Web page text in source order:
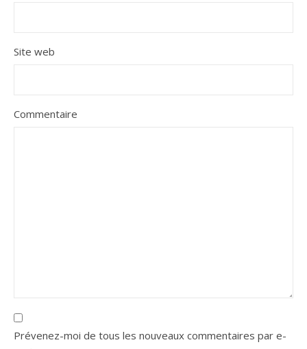
Site web
Commentaire
Prévenez-moi de tous les nouveaux commentaires par e-